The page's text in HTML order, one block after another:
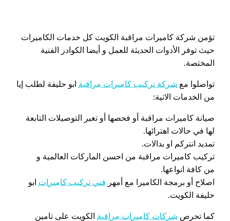
تؤمن شركة كاميرات مراقبة الكويت كل خدمات الكاميرات
حيث توفر الأدوات الحديثة للعمل و أيضا الكوادر الفنية
المختصة.
تواصلوا مع شركة تركيب كاميرات مراقبة ابو حليفة لطلب إيا
من الخدمات الاتية:
صيانة كاميرات مراقبة أو فحصها أو تغير التوصيلات التابعة
لها في حالات اهترائها.
تمديد انتركم او بدالات.
تركيب كاميرات مراقبة من احسن الماركات العالمية و
من كافة انواعها.
اصلاح أو برمجة الكاميرا مع أمهر فني تركيب كاميرات ابو
حليفة الكويت.
كما تحرص شركات كاميرات مراقبة الكويت على تامين